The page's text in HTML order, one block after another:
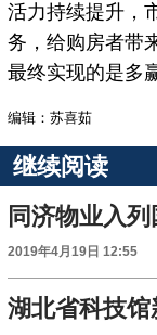
活力持续提升，
务，给购房者带
最终实现的是多
编辑：苏喜茹
继续阅读
同济物业入
2019年4月19日 12:55
湖北省科技